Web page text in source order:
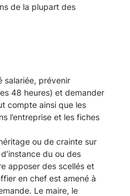
de la plupart des
salariée, prévenir
48 heures) et demander
compte ainsi que les
l’entreprise et les fiches
ou de crainte sur
du ou des
apposer des scellés et
en chef est amené à
Le maire, le